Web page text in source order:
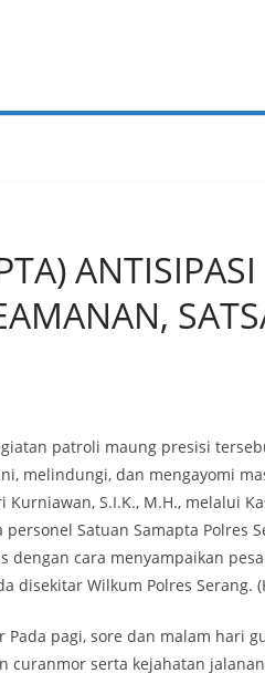
ANTISIPASI
patroli maung presisi
melindungi, dan mengayomi
Kurniawan, S.I.K., M.H., melalui
personel Satuan Samapta Polres
dengan cara menyampaikan
disekitar Wilkum Polres Serang.
pagi, sore dan malam hari
curanmor serta kejahatan